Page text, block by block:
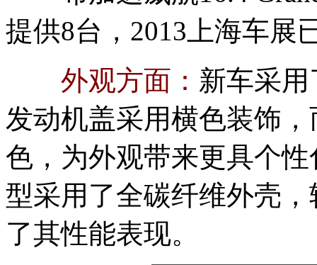
提供8台，2013上海车展
外观方面： 新车采
发动机盖采用横色装饰
色，为外观带来更具个
型采用了全碳纤维外壳
了其性能表现。